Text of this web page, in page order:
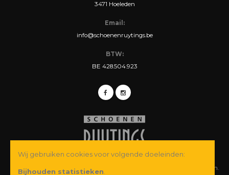
3471 Hoeleden
Email:
info@schoenenruytings.be
BTW:
BE 428.504.923
© Copyright 2026 Schoenen Ruytings BVBA. Alle rechten voorbehouden.
Wij gebruiken cookies voor volgende doeleinden:
Bijhouden statistieken